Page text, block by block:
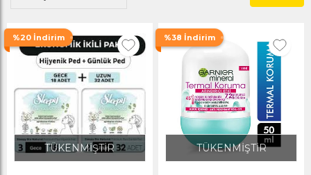
%20 İndirim
TÜKENMİŞTİR
%38 İndirim
TÜKENMİŞTİR